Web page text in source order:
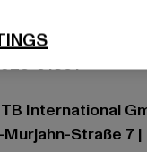
01301
International
Straße 7